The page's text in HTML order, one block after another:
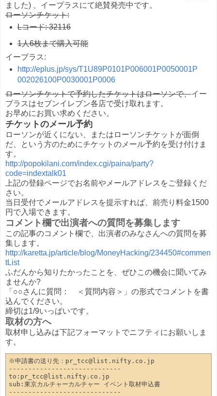
ました) 、イープラスにて絶賛発売中です。
ローソンチケット:
Lコード: 32116
1人6枚まで購入可能
イープラス:
http://eplus.jp/sys/T1U89P0101P006001P0050001P
002026100P0030001P0006
ローソンチケットで予約したチケットはローソンで、イー
プラスはセブンイレブン各店で受け取れます。
お早めにお買い求めください。
チケットのメール予約
ローソンが近くにない、またはローソンチケットが面倒
だ、という方のためにチケットのメール予約を受け付けま
す。
http://popokilani.com/index.cgi/paina/party?
code=indextalk01
上記の登録ページでお名前やメールアドレスをご登録くだ
さい。
当日受付でメールアドレスを提示すれば、前売り料金1500
円で入場できます。
コメント欄で出演者への質問を募集します
この記事のコメント欄で、出演者のみなさんへの質問を募
集します。
http://karetta.jp/article/blog/MoneyHacking/234450#commen
tList
ふだんから知りたかったことを、ぜひこの機会に聞いてみ
ませんか?
「○○さんに質問： ＜質問内容＞」の形式でコメントを書
込んでください。
締切は1/9いっぱいです。
取材の方へ
取材申し込みは下記フォーマットでニフティにお願いしま
す。
※申請書の送り先：pr_tcc@list.nifty.co.jp
-----------------------------
to:pr_tcc@list.nifty.co.jp
sub:東京カルチャーカルチャー イベント取材申込書
-----------------------------